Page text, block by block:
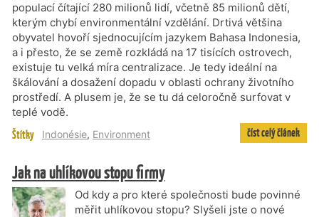
populací čítající 280 milionů lidí, včetně 85 milionů dětí,
kterým chybí environmentální vzdělání. Drtivá většina
obyvatel hovoří sjednocujícím jazykem Bahasa Indonesia,
a i přesto, že se země rozkládá na 17 tisících ostrovech,
existuje tu velká míra centralizace. Je tedy ideální na
škálování a dosažení dopadu v oblasti ochrany životního
prostředí. A plusem je, že se tu dá celoročně surfovat v
teplé vodě.
Štítky Indonésie, Environment číst celý článek
Jak na uhlíkovou stopu firmy
Od kdy a pro které společnosti bude povinné
měřit uhlíkovou stopu? Slyšeli jste o nové